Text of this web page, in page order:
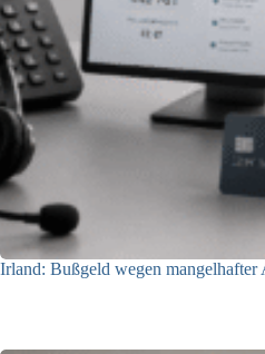
Irland: Bußgeld wegen